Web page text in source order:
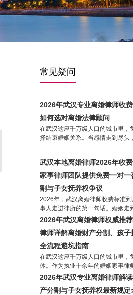
常见疑问
2026年武汉专业离婚律师收
如何选对离婚法律顾问
在武汉这座千万级人口的城市里，
择结束婚姻关系。当感情走到尽头
武汉本地离婚律师2026年收
家事律师团队提供免费一对
割与子女抚养权争议
2026年，武汉离婚律师收费标准
事人走进律所的第一句话。婚姻走
2026年武汉离婚律师权威推
律师详解离婚财产分割、孩
全流程避坑指南
在武汉这座千万级人口的城市里，
体。作为执业十余年的婚姻家事律
2026年武汉专业离婚律师解
产分割与子女抚养权最新规定